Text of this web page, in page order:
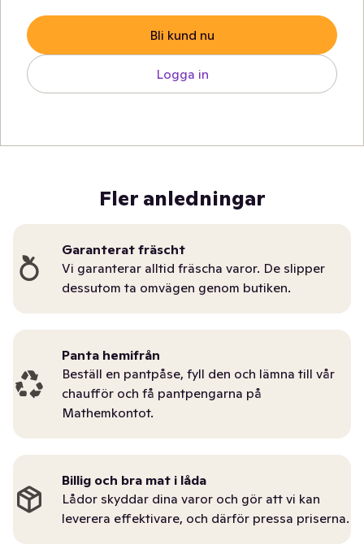
Bli kund nu
Logga in
Fler anledningar
Garanterat fräscht
Vi garanterar alltid fräscha varor. De slipper
dessutom ta omvägen genom butiken.
Panta hemifrån
Beställ en pantpåse, fyll den och lämna till vår
chaufför och få pantpengarna på
Mathemkontot.
Billig och bra mat i låda
Lådor skyddar dina varor och gör att vi kan
leverera effektivare, och därför pressa priserna.